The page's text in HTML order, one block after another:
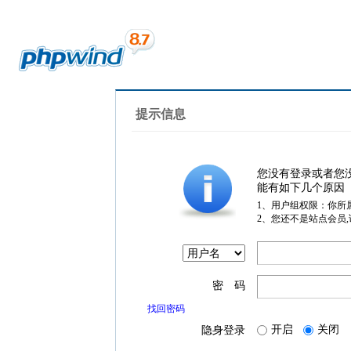
提示信息
您没有登录或者您
能有如下几个原因
1、用户组权限：你所
2、您还不是站点会员
密 码
找回密码
隐身登录 开启 关闭